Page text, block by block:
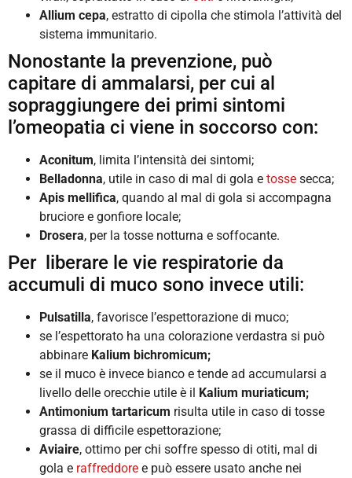
Allium cepa, estratto di cipolla che stimola l’attività del
sistema immunitario.
Nonostante la prevenzione, può
capitare di ammalarsi, per cui al
sopraggiungere dei primi sintomi
l’omeopatia ci viene in soccorso con:
Aconitum, limita l’intensità dei sintomi;
Belladonna, utile in caso di mal di gola e tosse secca;
Apis mellifica, quando al mal di gola si accompagna
bruciore e gonfiore locale;
Drosera, per la tosse notturna e soffocante.
Per liberare le vie respiratorie da
accumuli di muco sono invece utili:
Pulsatilla, favorisce l’espettorazione di muco;
se l’espettorato ha una colorazione verdastra si può
abbinare Kalium bichromicum;
se il muco è invece bianco e tende ad accumularsi a
livello delle orecchie utile è il Kalium muriaticum;
Antimonium tartaricum risulta utile in caso di tosse
grassa di difficile espettorazione;
Aviaire, ottimo per chi soffre spesso di otiti, mal di
gola e raffreddore e può essere usato anche nei